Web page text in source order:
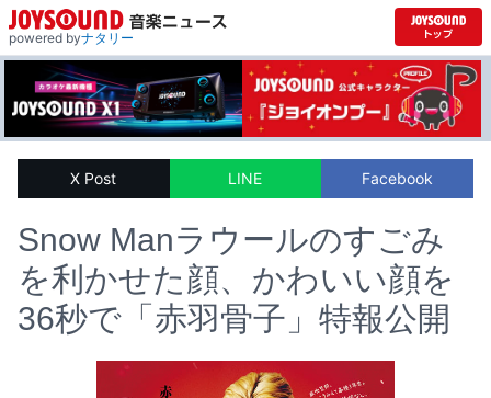
powered byナタリー
X Post LINE Facebook
Snow Manラウールのすごみ
を利かせた顔、かわいい顔を
36秒で「赤羽骨子」特報公開